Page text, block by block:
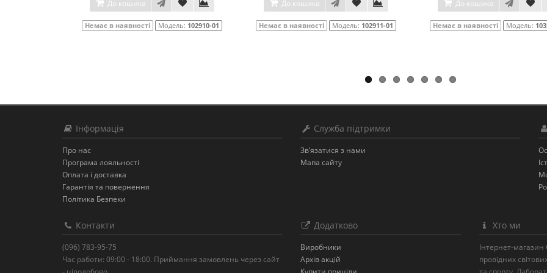
До кошика
Немає в наявності Модель: 102910-01
До кошика
Немає в наявності Модель: 102911-01
До кошика
Немає в наявності Модель:
Інформація
Про нас
Програма лояльності
Оплата і доставка
Гарантія та повернення
Політика Безпеки
Служба підтримки
Зв’язатися з нами
Мапа сайту
Контакти
(096) 783-95-75
Час работи: 09:00 - 18:00. Приймання замовлень через сайт
Додатково
Виробники
Архів акцій
Хто ми
Інтернет-
провідних